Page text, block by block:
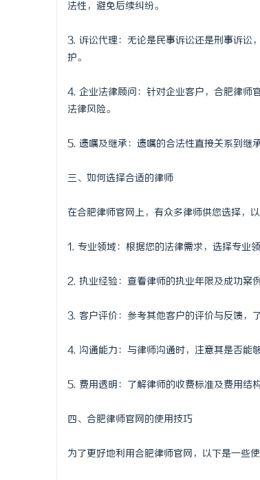
法性，避免后续纠纷。
3. 诉讼代理：无论是民事诉讼还是刑事诉讼
护。
4. 企业法律顾问：针对企业客户，合肥律师
法律风险。
5. 遗嘱及继承：遗嘱的合法性直接关系到继
三、如何选择合适的律师
在合肥律师官网上，有众多律师供您选择，
1. 专业领域：根据您的法律需求，选择专业
2. 执业经验：查看律师的执业年限及成功案
3. 客户评价：参考其他客户的评价与反馈，
4. 沟通能力：与律师沟通时，注意其是否能
5. 费用透明：了解律师的收费标准及费用结
四、合肥律师官网的使用技巧
为了更好地利用合肥律师官网，以下是一些使